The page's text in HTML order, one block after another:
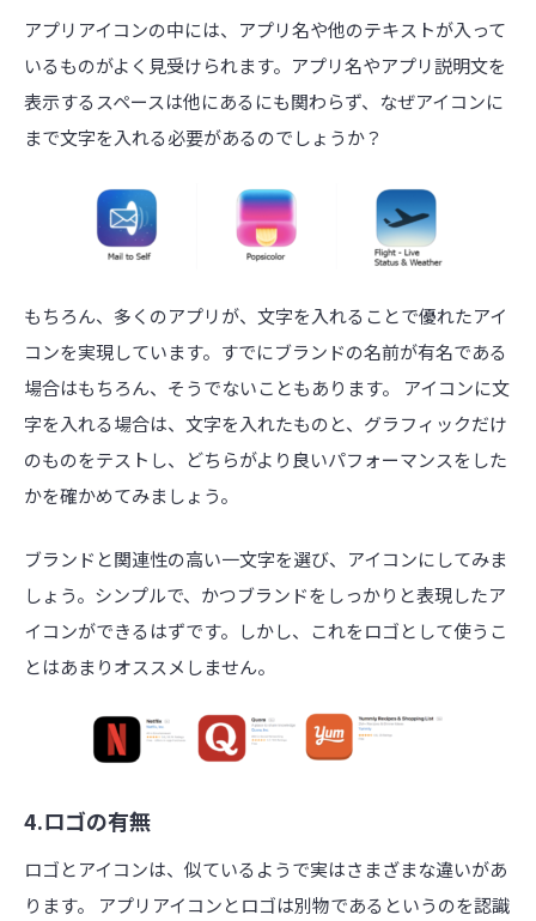
アプリアイコンの中には、アプリ名や他のテキストが入って
いるものがよく見受けられます。アプリ名やアプリ説明文を
表示するスペースは他にあるにも関わらず、なぜアイコンに
まで文字を入れる必要があるのでしょうか？
もちろん、多くのアプリが、文字を入れることで優れたアイ
コンを実現しています。すでにブランドの名前が有名である
場合はもちろん、そうでないこともあります。 アイコンに文
字を入れる場合は、文字を入れたものと、グラフィックだけ
のものをテストし、どちらがより良いパフォーマンスをした
かを確かめてみましょう。
ブランドと関連性の高い一文字を選び、アイコンにしてみま
しょう。シンプルで、かつブランドをしっかりと表現したア
イコンができるはずです。しかし、これをロゴとして使うこ
とはあまりオススメしません。
4.ロゴの有無
ロゴとアイコンは、似ているようで実はさまざまな違いがあ
ります。 アプリアイコンとロゴは別物であるというのを認識